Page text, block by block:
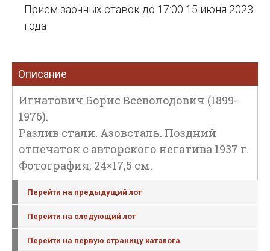
Прием заочных ставок до 17:00 15 июня 2023
года
Описание
Игнатович Борис Всеволодович (1899-
1976).
Разлив стали. Азовсталь. Поздний
отпечаток с авторского негатива 1937 г.
Фотография, 24×17,5 см.
Перейти на предыдущий лот
Перейти на следующий лот
Перейти на первую страницу каталога